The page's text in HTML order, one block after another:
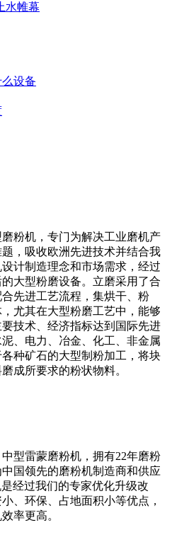
水帷幕
设备
粉机，专门为解决工业磨机产
，吸收欧洲先进技术并结合我
计制造理念和市场需求，经过
大型粉磨设备。立磨采用了合
先进工艺流程，集烘干、粉
尤其在大型粉磨工艺中，能够
技术、经济指标达到国际先进
、电力、冶金、化工、非金属
种矿石的大型制粉加工，将块
成所要求的粉状物料。
型雷蒙磨粉机，拥有22年磨粉
国领先的磨粉机制造商和供应
经过我们的专家优化升级改
、环保、占地面积小等优点，
率更高。